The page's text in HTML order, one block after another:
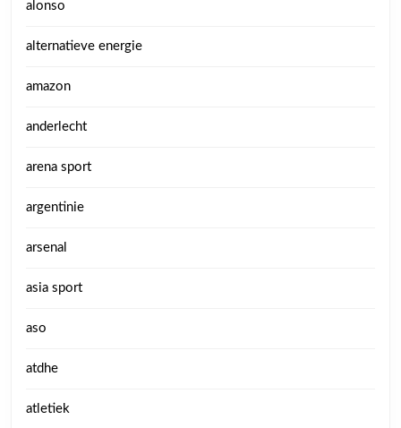
alonso
alternatieve energie
amazon
anderlecht
arena sport
argentinie
arsenal
asia sport
aso
atdhe
atletiek